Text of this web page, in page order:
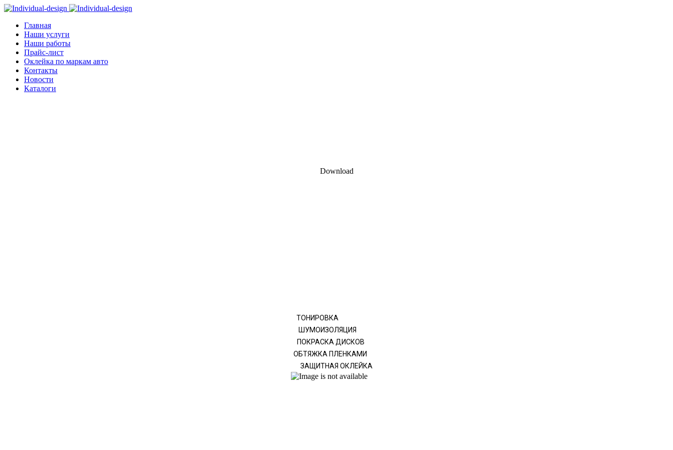
Главная
Наши услуги
Наши работы
Прайс-лист
Оклейка по маркам авто
Контакты
Новости
Каталоги
Download
ТОНИРОВКА
ШУМОИЗОЛЯЦИЯ
ПОКРАСКА ДИСКОВ
ОБТЯЖКА ПЛЕНКАМИ
ЗАЩИТНАЯ ОКЛЕЙКА